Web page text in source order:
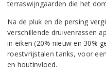
terraswijngaarden die het
Na de pluk en de persing
verschillende druivenrassen
in eiken (20% nieuw en 30%
roestvrijstalen tanks, voor
en houtinvloed.